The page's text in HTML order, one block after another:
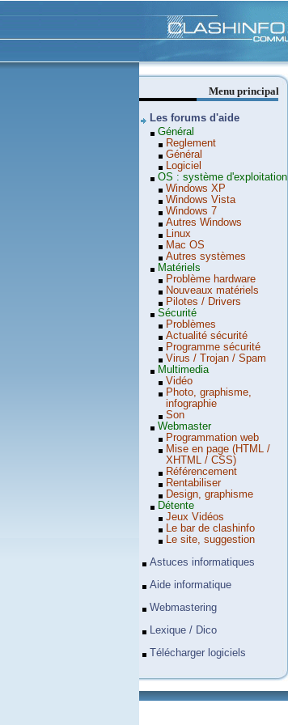
Menu principal
Les forums d'aide
Général
Reglement
Général
Logiciel
OS : système d'exploitation
Windows XP
Windows Vista
Windows 7
Autres Windows
Linux
Mac OS
Autres systèmes
Matériels
Problème hardware
Nouveaux matériels
Pilotes / Drivers
Sécurité
Problèmes
Actualité sécurité
Programme sécurité
Virus / Trojan / Spam
Multimedia
Vidéo
Photo, graphisme,
infographie
Son
Webmaster
Programmation web
Mise en page (HTML /
XHTML / CSS)
Référencement
Rentabiliser
Design, graphisme
Détente
Jeux Vidéos
Le bar de clashinfo
Le site, suggestion
Astuces informatiques
Aide informatique
Webmastering
Lexique / Dico
Télécharger logiciels